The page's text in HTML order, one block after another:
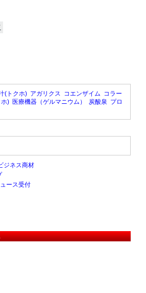
(トクホ) アガリクス コエンザイム コラー
) 医療機器（ゲルマニウム） 炭酸泉 プロ
ジネス商材
ース受付